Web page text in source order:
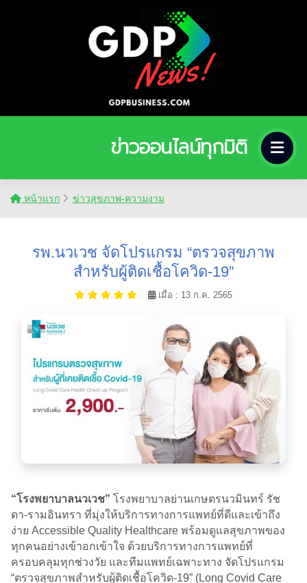
ข่าวออนไลน์ทุกมิติ
หน้าแรก ข่าวสุขภาพ-ความงาม
รพ.นวเวช จัดโปรแกรม “ตรวจสุขภาพ
สำหรับผู้ติดเชื้อโควิด-19”
เมื่อ : 13 ก.ค. 2565
“โรงพยาบาลนวเวช” โรงพยาบาลย่านเกษตรนวมินทร์ รัช
ดา-รามอินทรา ที่มุ่งให้บริการทางการแพทย์ที่ดีและเข้าถึง
ง่าย Accessible Quality Healthcare พร้อมดูแลสุขภาพของ
ทุกคนอย่างเข้าอกเข้าใจ ด้วยบริการทางการแพทย์ที่
ครอบคลุมทุกช่วงวัย และทีมแพทย์เฉพาะทาง จัดโปรแกรม
“ตรวจสุขภาพสำหรับผู้ติดเชื้อโควิด-19” (Long Covid Care